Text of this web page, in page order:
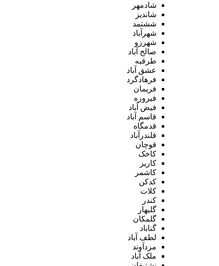
شادمهر
شاندیز
ششتمد
شهرآباد
شهرزو
صالح آباد
طرقبه
عشق آباد
فرهادگرد
فریمان
فیروزه
فیض آباد
قاسم آباد
قدمگاه
قلندرآباد
قوچان
کاخک
کاریز
کاشمر
کدکن
کلات
کندر
گلبهار
گلمکان
گناباد
لطف آباد
مزدآوند
ملک آباد